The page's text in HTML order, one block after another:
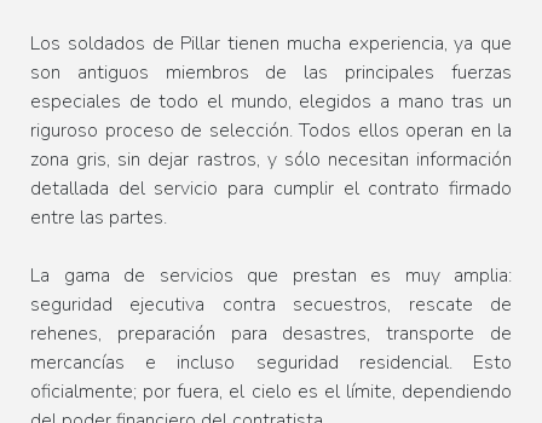
Los soldados de Pillar tienen mucha experiencia, ya que
son antiguos miembros de las principales fuerzas
especiales de todo el mundo, elegidos a mano tras un
riguroso proceso de selección. Todos ellos operan en la
zona gris, sin dejar rastros, y sólo necesitan información
detallada del servicio para cumplir el contrato firmado
entre las partes.
La gama de servicios que prestan es muy amplia:
seguridad ejecutiva contra secuestros, rescate de
rehenes, preparación para desastres, transporte de
mercancías e incluso seguridad residencial. Esto
oficialmente; por fuera, el cielo es el límite, dependiendo